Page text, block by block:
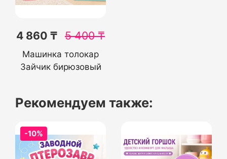
4 860 ₸ 5 400₸
Машинка толокар
Зайчик бирюзовый
Рекомендуем также:
-10%